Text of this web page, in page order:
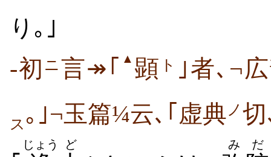
り｡｣
-初 ニ言↠｢ ▲ 顕 ト ｣者､¬
ス ｡｣¬玉篇¼云､｢虚典 ノ
じょう ど みだ